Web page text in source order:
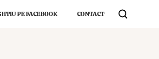
PE FACEBOOK CONTACT